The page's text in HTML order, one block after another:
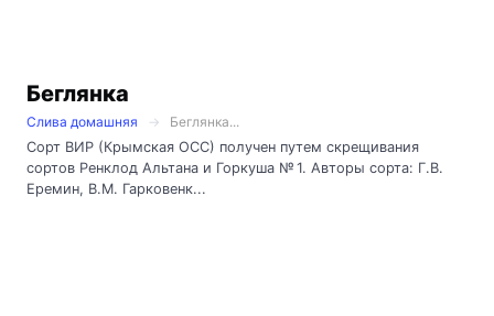
Беглянка
Слива домашняя
Беглянка...
Сорт ВИР (Крымская ОСС) получен путем скрещивания
сортов Ренклод Альтана и Горкуша № 1. Авторы сорта: Г.В.
Еремин, В.М. Гарковенк...